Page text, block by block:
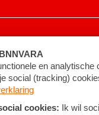
voorwaarden